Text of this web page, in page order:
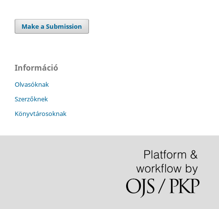
Make a Submission
Információ
Olvasóknak
Szerzőknek
Könyvtárosoknak